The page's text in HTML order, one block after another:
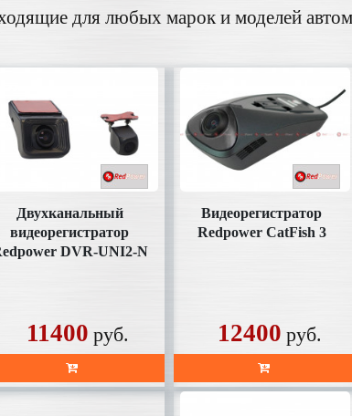
для любых марок и моделей
Двухканальный
видеорегистратор
DVR-UNI2-N
11400 руб.
Видеорегистратор
Redpower CatFish 3
12400 руб.